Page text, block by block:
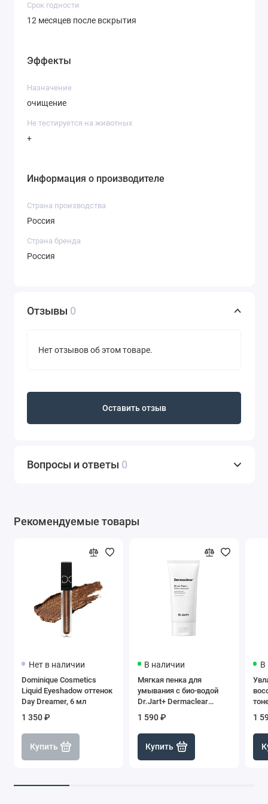
Объём: 100 мл
Срок годности
12 месяцев после вскрытия
Эффекты
Назначение
очищение
Не тестируется на животных
+
Информация о производителе
Страна производства
Россия
Страна бренда
Россия
Отзывы 0
Нет отзывов об этом товаре.
Оставить отзыв
Вопросы и ответы 0
Рекомендуемые товары
Нет в наличии
Dominique Cosmetics
Liquid Eyeshadow оттенок
Day Dreamer, 6 мл
1 350 ₽
Купить
В наличии
Мягкая пенка для
умывания с био-водой
Dr.Jart+ Dermaclear
(прозрачная крышка),
120 мл
1 590 ₽
Купить
В
1